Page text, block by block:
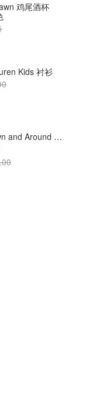
连衣裙
鸡尾酒杯
Polo Ralph Lauren Kids 衬衫
lululemon Down and Around 羽绒夹克